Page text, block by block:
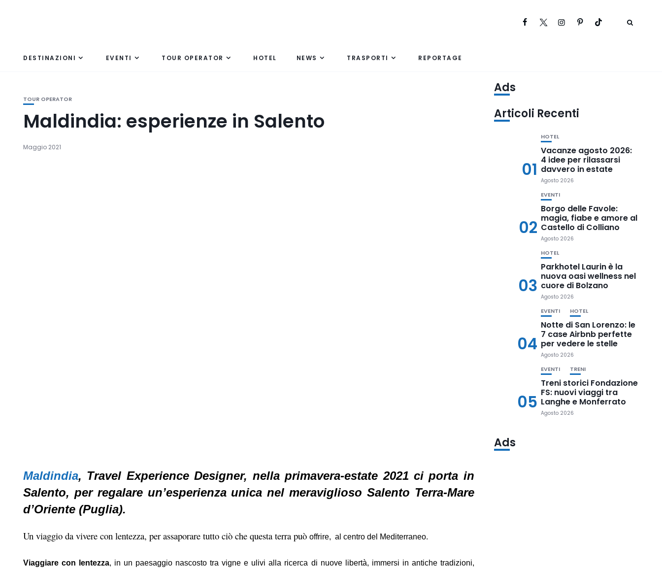
DESTINAZIONI EVENTI TOUR OPERATOR HOTEL NEWS TRASPORTI REPORTAGE
TOUR OPERATOR
Maldindia: esperienze in Salento
Maggio 2021
Maldindia, Travel Experience Designer, nella primavera-estate 2021 ci porta in
Salento, per regalare un’esperienza unica nel meraviglioso Salento Terra-Mare
d’Oriente (Puglia).
Un viaggio da vivere con lentezza, per assaporare tutto ciò che questa terra può offrire, al centro del Mediterraneo.
Viaggiare con lentezza, in un paesaggio nascosto tra vigne e ulivi alla ricerca di nuove libertà, immersi in antiche tradizioni,
Ads
Articoli Recenti
01
HOTEL
Vacanze agosto 2026:
4 idee per rilassarsi
davvero in estate
Agosto 2026
02
EVENTI
Borgo delle Favole:
magia, fiabe e amore al
Castello di Colliano
Agosto 2026
03
HOTEL
Parkhotel Laurin è la
nuova oasi wellness nel
cuore di Bolzano
Agosto 2026
04
EVENTI HOTEL
Notte di San Lorenzo: le
7 case Airbnb perfette
per vedere le stelle
Agosto 2026
05
EVENTI TRENI
Treni storici Fondazione
FS: nuovi viaggi tra
Langhe e Monferrato
Agosto 2026
Ads